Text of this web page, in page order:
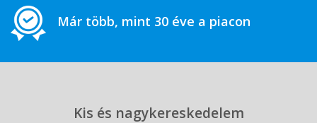
Már több, mint 30 éve a piacon
Kis és nagykereskedelem